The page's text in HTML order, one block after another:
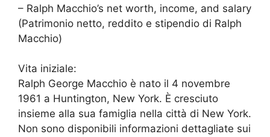
– Ralph Macchio’s net worth, income, and salary
(Patrimonio netto, reddito e stipendio di Ralph
Macchio)
Vita iniziale:
Ralph George Macchio è nato il 4 novembre
1961 a Huntington, New York. È cresciuto
insieme alla sua famiglia nella città di New York.
Non sono disponibili informazioni dettagliate sui